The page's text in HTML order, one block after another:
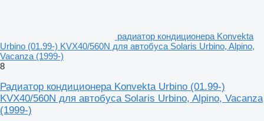
радиатор кондиционера Konvekta
Urbino (01.99-) KVX40/560N для автобуса Solaris Urbino, Alpino,
Vacanza (1999-)
8
Радиатор кондиционера Konvekta Urbino (01.99-)
KVX40/560N для автобуса Solaris Urbino, Alpino, Vacanza
(1999-)